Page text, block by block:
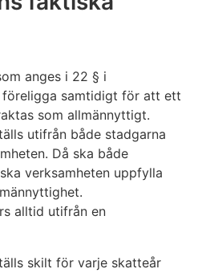
anges i 22 § i
föreligga samtidigt för att ett
som allmännyttigt.
utifrån både stadgarna
Då ska både
verksamheten uppfylla
alltid utifrån en
skilt för varje skatteår